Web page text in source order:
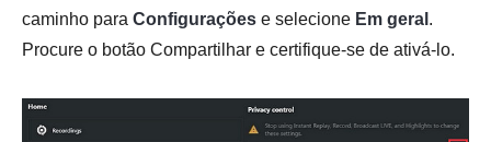
caminho para Configurações e selecione Em geral .
Procure o botão Compartilhar e certifique-se de ativá-lo.